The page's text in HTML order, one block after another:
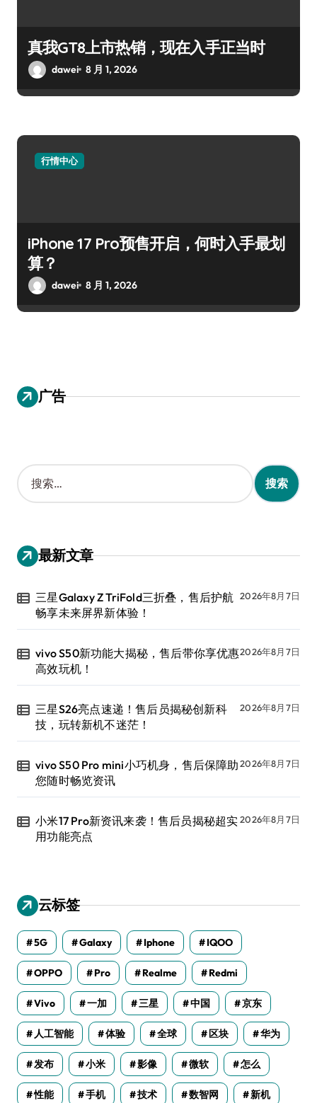
真我GT8上市热销，现在入手正当时
dawei 8 月 1, 2026
行情中心
iPhone 17 Pro预售开启，何时入手最划
算？
dawei 8 月 1, 2026
广告
搜
索
：
最新文章
三星Galaxy Z TriFold三折叠，售后护航
畅享未来屏界新体验！
2026年8月7日
vivo S50新功能大揭秘，售后带你享优惠
高效玩机！
2026年8月7日
三星S26亮点速递！售后员揭秘创新科
技，玩转新机不迷茫！
2026年8月7日
vivo S50 Pro mini小巧机身，售后保障助
您随时畅览资讯
2026年8月7日
小米17 Pro新资讯来袭！售后员揭秘超实
用功能亮点
2026年8月7日
云标签
5G Galaxy Iphone IQOO
OPPO Pro Realme Redmi
Vivo 一加 三星 中国 京东
人工智能 体验 全球 区块 华为
发布 小米 影像 微软 怎么
性能 手机 技术 数智网 新机